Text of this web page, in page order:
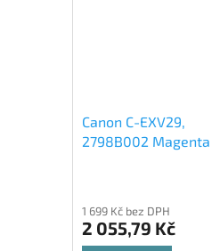
Canon C-EXV29,
2798B002 Magenta
1 699 Kč bez DPH
2 055,79 Kč